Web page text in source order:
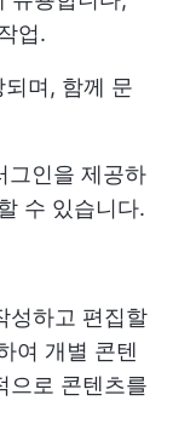
업.
며, 함께 문
인을 제공하
수 있습니다.
성하고 편집할
여 개별 콘텐
으로 콘텐츠를